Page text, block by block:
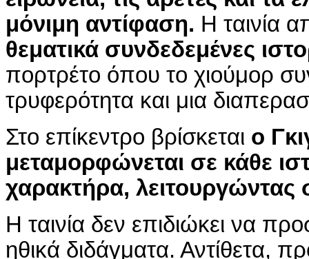
μόνιμη αντίφαση. Η ταινία
θεματικά συνδεδεμένες
πορτρέτο όπου το χιούμορ
τρυφερότητα και μια
Στο επίκεντρο βρίσκεται ο
μεταμορφώνεται σε κάθε
χαρακτήρα, λειτουργώντας
Η ταινία δεν επιδιώκει να
ηθικά διδάγματα. Αντίθετα,